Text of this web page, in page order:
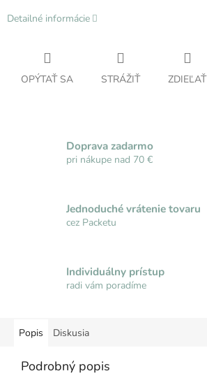
Detailné informácie
OPÝTAŤ SA STRÁŽIŤ ZDIEĽAŤ
Doprava zadarmo
pri nákupe nad 70 €
Jednoduché vrátenie tovaru
cez Packetu
Individuálny prístup
radi vám poradíme
Popis Diskusia
Podrobný popis